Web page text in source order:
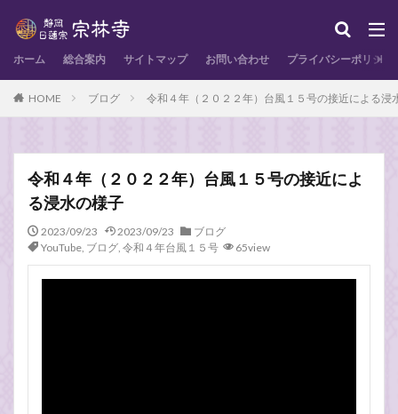
ホーム 総合案内 サイトマップ お問い合わせ プライバシーポリシー
HOME ブログ 令和４年（２０２２年）台風１５号の接近による浸
令和４年（２０２２年）台風１５号の接近によ
る浸水の様子
2023/09/23 2023/09/23
ブログ
YouTube, ブログ, 令和４年台風１５号 65view